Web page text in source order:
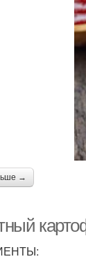
→